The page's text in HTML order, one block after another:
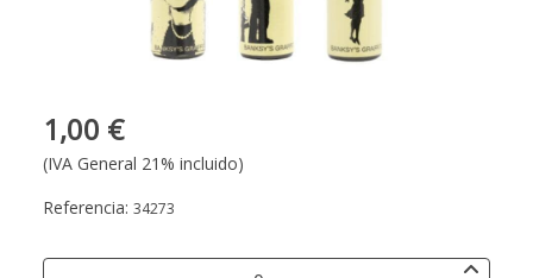
1,00 €
(IVA General 21% incluido)
Referencia: 34273